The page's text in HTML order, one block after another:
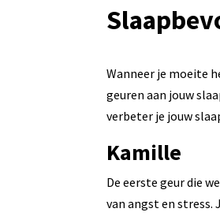
Wanneer je moeite
geuren aan jouw
verbeter je jouw
Kamille
De eerste geur die
van angst en stress.